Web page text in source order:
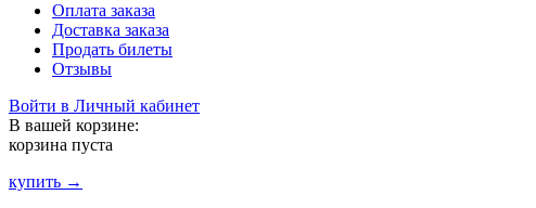
Оплата заказа
Доставка заказа
Продать билеты
Отзывы
Войти в Личный кабинет
В вашей корзине:
корзина пуста
купить →